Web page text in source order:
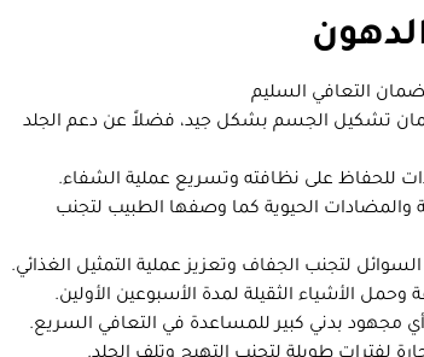
التعافي السليم
تشكيل الجسم بشكل جيد، فضلاً عن دعم الجلد
للحفاظ على نظافته وتسريع عملية الشفاء.
والمضادات الحيوية كما وصفها الطبيب لتجنب
لتجنب الجفاف وتعزيز عملية التمثيل الغذائي.
الأشياء الثقيلة لمدة الأسبوعين الأولين.
أي مجهود بدني كبير للمساعدة في التعافي السريع.